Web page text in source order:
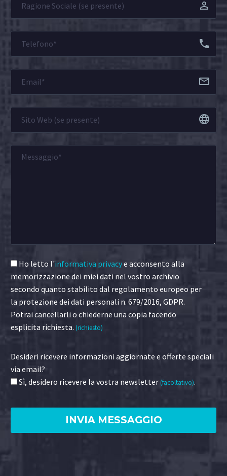
Ho letto l'informativa privacye acconsento alla
memorizzazione dei miei dati nel vostro archivio
secondo quanto stabilito dal regolamento europeo per
la protezione dei dati personali n. 679/2016, GDPR.
Potrai cancellarli o chiederne una copia facendo
esplicita richiesta. (richiesto)
Desideri ricevere informazioni aggiornate e offerte speciali
via email?
Sì, desidero ricevere la vostra newsletter(facoltativo).